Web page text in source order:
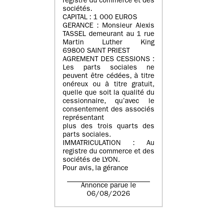
sociétés.
CAPITAL : 1 000 EUROS
GERANCE : Monsieur Alexis
TASSEL demeurant au 1 rue
Martin Luther King
69800 SAINT PRIEST
AGREMENT DES CESSIONS :
Les parts sociales ne
peuvent être cédées, à titre
onéreux ou à titre gratuit,
quelle que soit la qualité du
cessionnaire, qu’avec le
consentement des associés
représentant
plus des trois quarts des
parts sociales.
IMMATRICULATION : Au
registre du commerce et des
sociétés de LYON.
Pour avis, la gérance
Annonce parue le
06/08/2026